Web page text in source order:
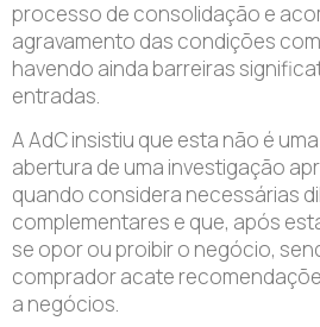
processo de consolidação e
agravamento das condições
havendo ainda barreiras
entradas.
A AdC insistiu que esta não é
abertura de uma investigação
quando considera necessárias
complementares e que, após
se opor ou proibir o negócio,
comprador acate
a negócios.